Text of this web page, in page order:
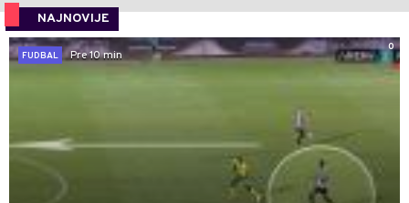
NAJNOVIJE
0
FUDBAL
Pre 10 min